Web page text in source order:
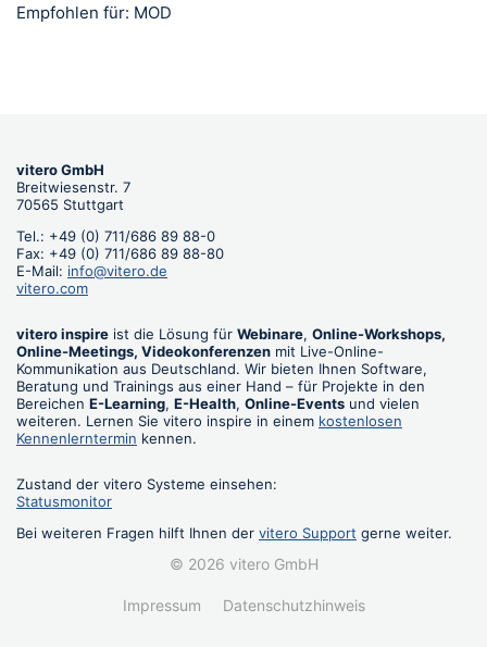
Empfohlen für: MOD
vitero GmbH
Breitwiesenstr. 7
70565 Stuttgart
Tel.: +49 (0) 711/686 89 88-0
Fax: +49 (0) 711/686 89 88-80
E-Mail: info@vitero.de
vitero.com
vitero inspire ist die Lösung für Webinare, Online-Workshops,
Online-Meetings, Videokonferenzen mit Live-Online-
Kommunikation aus Deutschland. Wir bieten Ihnen Software,
Beratung und Trainings aus einer Hand – für Projekte in den
Bereichen E-Learning, E-Health, Online-Events und vielen
weiteren. Lernen Sie vitero inspire in einem kostenlosen
Kennenlerntermin kennen.
Zustand der vitero Systeme einsehen:
Statusmonitor
Bei weiteren Fragen hilft Ihnen der vitero Support gerne weiter.
© 2026 vitero GmbH
Impressum Datenschutzhinweis